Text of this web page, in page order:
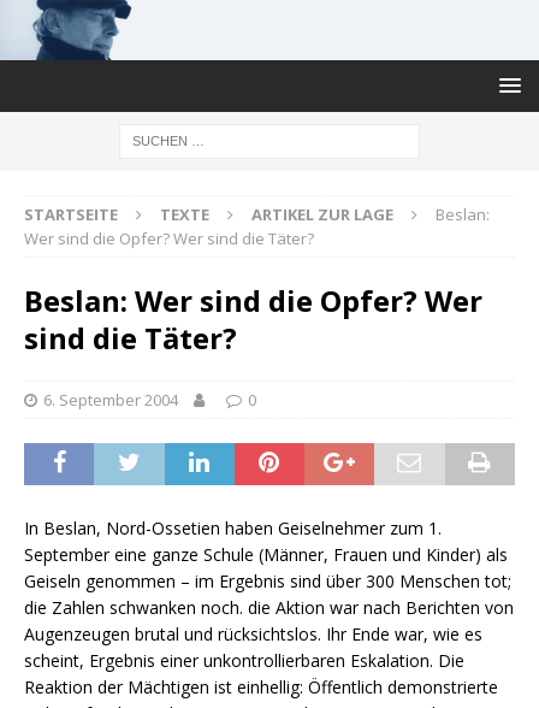
STARTSEITE TEXTE ARTIKEL ZUR LAGE
Beslan:
Wer sind die Opfer? Wer sind die Täter?
Beslan: Wer sind die Opfer? Wer
sind die Täter?
6. September 2004 0
In Beslan, Nord-Ossetien haben Geiselnehmer zum 1.
September eine ganze Schule (Männer, Frauen und Kinder) als
Geiseln genommen – im Ergebnis sind über 300 Menschen tot;
die Zahlen schwanken noch. die Aktion war nach Berichten von
Augenzeugen brutal und rücksichtslos. Ihr Ende war, wie es
scheint, Ergebnis einer unkontrollierbaren Eskalation. Die
Reaktion der Mächtigen ist einhellig: Öffentlich demonstrierte